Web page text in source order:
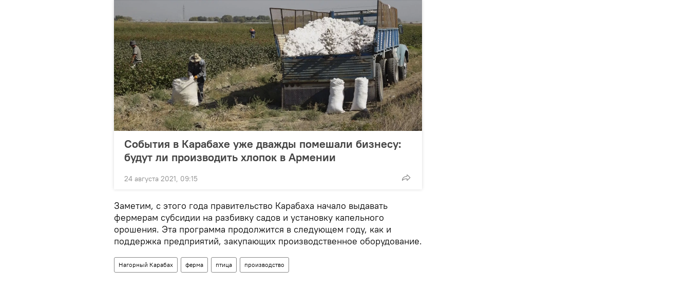
События в Карабахе уже дважды помешали бизнесу:
будут ли производить хлопок в Армении
24 августа 2021, 09:15
Заметим, с этого года правительство Карабаха начало выдавать
фермерам субсидии на разбивку садов и установку капельного
орошения. Эта программа продолжится в следующем году, как и
поддержка предприятий, закупающих производственное оборудование.
Нагорный Карабах ферма птица производство